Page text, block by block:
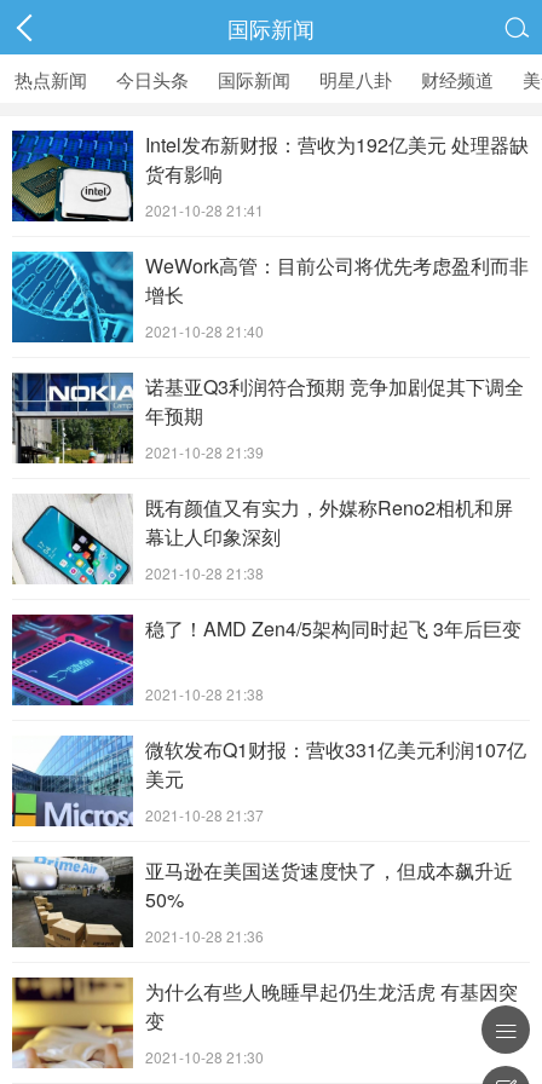
国际新闻

热点新闻
今日头条 国际新闻 明星八卦 财经频道
Intel发布新财报：营收为192亿美元 处理器缺
货有影响
2021-10-28 21:41
WeWork高管：目前公司将优先考虑盈利而非
增长
2021-10-28 21:40
诺基亚Q3利润符合预期 竞争加剧促其下调全
年预期
2021-10-28 21:39
既有颜值又有实力，外媒称Reno2相机和屏
幕让人印象深刻
2021-10-28 21:38
稳了！AMD Zen4/5架构同时起飞 3年后巨变
2021-10-28 21:38
微软发布Q1财报：营收331亿美元利润107亿
美元
2021-10-28 21:37
亚马逊在美国送货速度快了，但成本飙升近
50%
2021-10-28 21:36
为什么有些人晚睡早起仍生龙活虎 有基因突
变
2021-10-28 21:30
